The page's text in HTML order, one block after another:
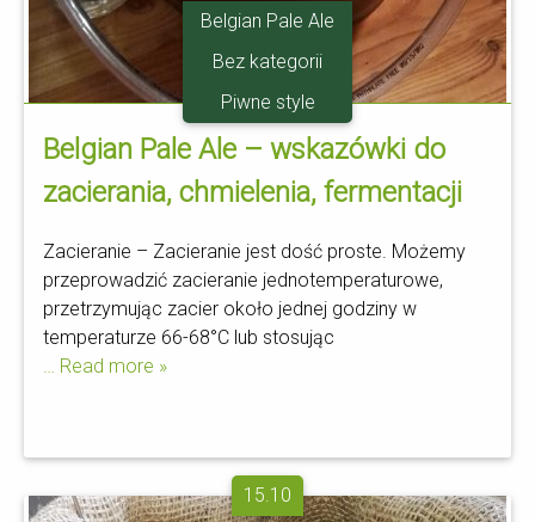
Belgian Pale Ale
Bez kategorii
Piwne style
Belgian Pale Ale – wskazówki do
zacierania, chmielenia, fermentacji
Zacieranie – Zacieranie jest dość proste. Możemy
przeprowadzić zacieranie jednotemperaturowe,
przetrzymując zacier około jednej godziny w
temperaturze 66-68°C lub stosując
… Read more »
15.10